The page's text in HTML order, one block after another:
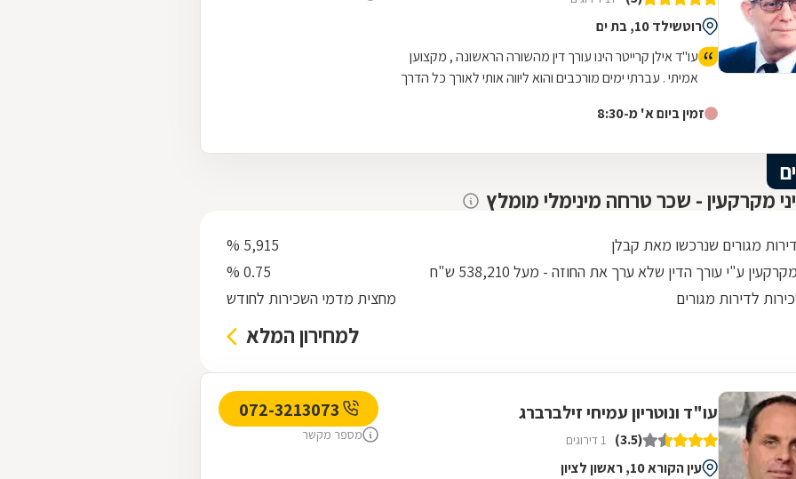
רוטשילד 10, בת ים
עו"ד אילן קרייטר הינו עורך דין מהשורה הראשונה , מקצוען
אמיתי . עברתי ימים מורכבים והוא ליווה אותי לאורך כל הדרך
תמיד גם בשעות לא שיגרתיות ואפילו בשבת . כל עצה שלו
זמין ביום א' מ-8:30
מקרקעין - שכר טרחה מינימלי מומלץ
מגורים שנרכשו מאת קבלן
5,915 %
ע"י עורך הדין שלא ערך את החוזה - מעל 538,210 ש"ח
0.75 %
לדירות מגורים
מחצית מדמי השכירות לחודש
למחירון המלא
עו"ד ונוטריון עמיחי זילברברג
(3.5) 1 דירוגים
עין הקורא 10, ראשון לציון
מספר מקשר